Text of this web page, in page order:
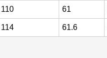
110 61
114 61.6